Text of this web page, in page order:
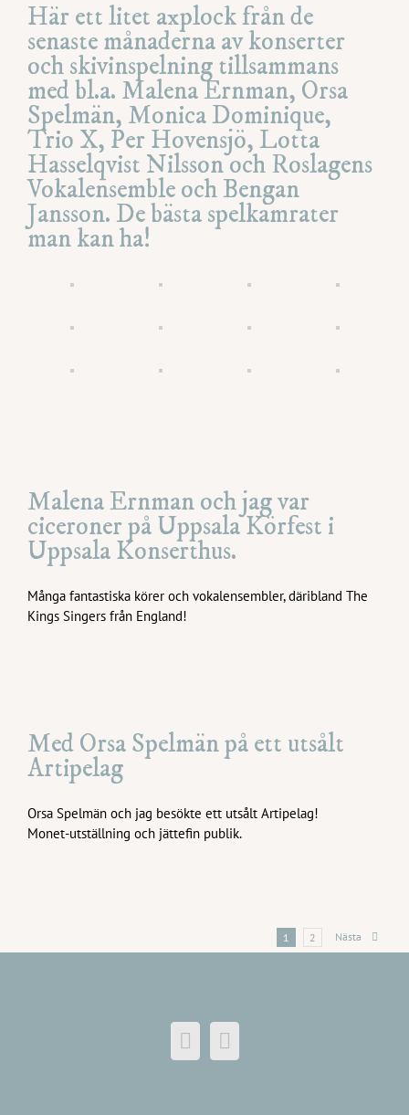
Här ett litet axplock från de
senaste månaderna av konserter
och skivinspelning tillsammans
med bl.a. Malena Ernman, Orsa
Spelmän, Monica Dominique,
Trio X, Per Hovensjö, Lotta
Hasselqvist Nilsson och Roslagens
Vokalensemble och Bengan
Jansson. De bästa spelkamrater
man kan ha!
Malena Ernman och jag var
ciceroner på Uppsala Körfest i
Uppsala Konserthus.
Många fantastiska körer och vokalensembler, däribland The
Kings Singers från England!
Med Orsa Spelmän på ett utsålt
Artipelag
Orsa Spelmän och jag besökte ett utsålt Artipelag!
Monet-utställning och jättefin publik.
1 2 Nästa